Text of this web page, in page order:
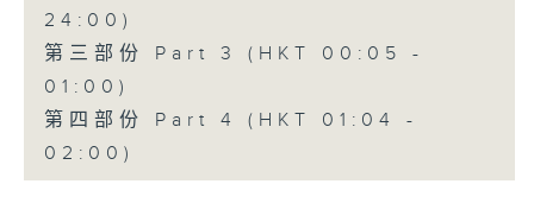
24:00)
第三部份 Part 3 (HKT 00:05 -
01:00)
第四部份 Part 4 (HKT 01:04 -
02:00)